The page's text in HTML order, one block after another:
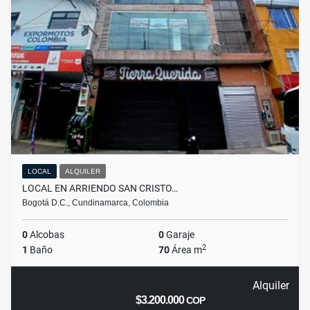
LOCAL ALQUILER
LOCAL EN ARRIENDO SAN CRISTO…
Bogotá D.C., Cundinamarca, Colombia
0Alcobas 0Garaje
1 Baño 70Área m2
Alquiler
$3.200.000COP